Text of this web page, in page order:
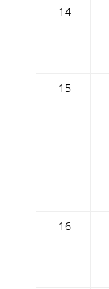
14
15
16